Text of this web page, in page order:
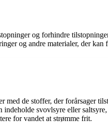
og forhindre
og andre materialer, der kan
med de stoffer, der forårsager
svovlsyre eller
for vandet at strømme frit.